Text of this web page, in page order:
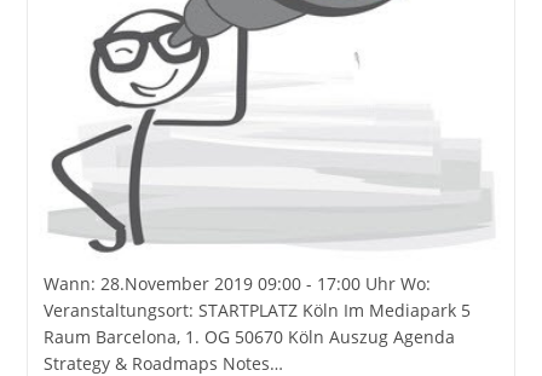
Wann: 28.November 2019 09:00 - 17:00 Uhr Wo:
Veranstaltungsort: STARTPLATZ Köln Im Mediapark 5
Raum Barcelona, 1. OG 50670 Köln Auszug Agenda
Strategy & Roadmaps Notes…